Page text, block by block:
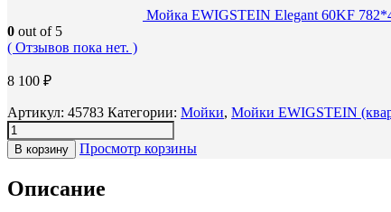
Мойка EWIGSTEIN Elegant 60KF
0 out of 5
( Отзывов пока нет. )
8 100 ₽
Артикул: 45783 Категории: Мойки, Мойки ЕWIGSTEIN
В корзину Просмотр корзины
Описание